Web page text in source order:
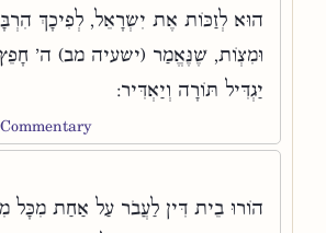
הוּא לְזַכּוֹת אֶת יִשְׂרָאֵל, לְפִיכָךְ
וּמִצְוֹת, שֶׁנֶּאֱמַר (ישעיה מב) ה'
יַגְדִּיל תּוֹרָה וְיַאְדִּיר:
הוֹרוּ בֵית דִּין לַעֲבֹר עַל אַחַת מִכָּל